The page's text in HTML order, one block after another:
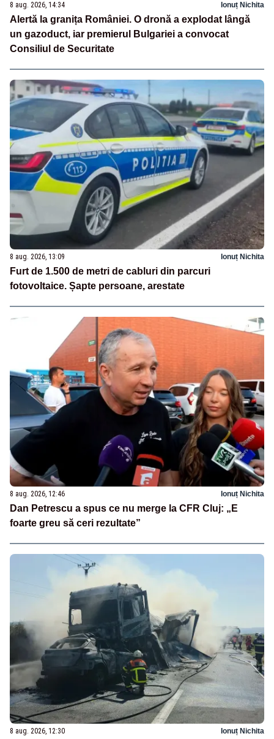
8 aug. 2026, 14:34 Ionuț Nichita
Alertă la granița României. O dronă a explodat lângă
un gazoduct, iar premierul Bulgariei a convocat
Consiliul de Securitate
8 aug. 2026, 13:09 Ionuț Nichita
Furt de 1.500 de metri de cabluri din parcuri
fotovoltaice. Șapte persoane, arestate
8 aug. 2026, 12:46 Ionuț Nichita
Dan Petrescu a spus ce nu merge la CFR Cluj: „E
foarte greu să ceri rezultate”
8 aug. 2026, 12:30 Ionuț Nichita